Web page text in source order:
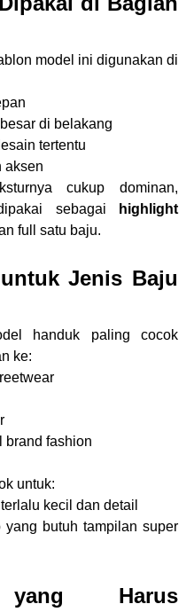
model ini digunakan di
di belakang
tertentu
aksen
cukup dominan,
sebagai
highlight
full satu baju.
Jenis Baju
handuk paling cocok
ke:
brand fashion
untuk:
kecil dan detail
yang butuh tampilan super
Harus